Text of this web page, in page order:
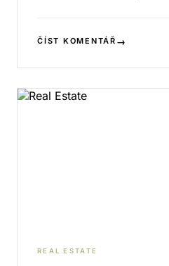
ČÍST KOMENTÁŘ →
REAL ESTATE